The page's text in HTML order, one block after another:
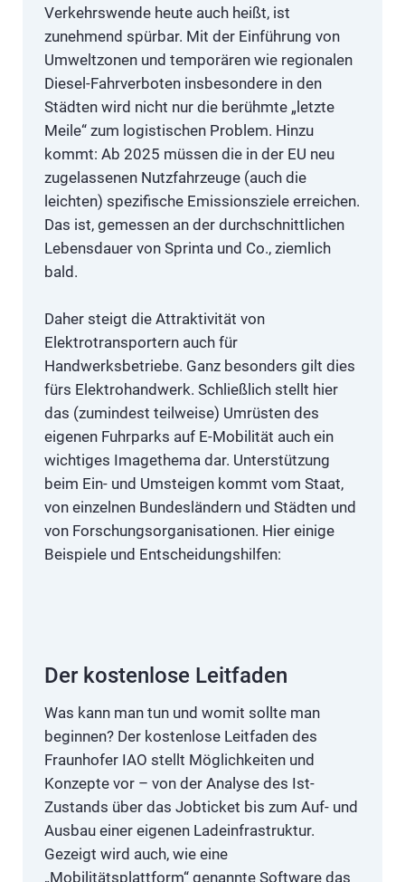
Verkehrswende heute auch heißt, ist
zunehmend spürbar. Mit der Einführung von
Umweltzonen und temporären wie regionalen
Diesel-Fahrverboten insbesondere in den
Städten wird nicht nur die berühmte „letzte
Meile“ zum logistischen Problem. Hinzu
kommt: Ab 2025 müssen die in der EU neu
zugelassenen Nutzfahrzeuge (auch die
leichten) spezifische Emissionsziele erreichen.
Das ist, gemessen an der durchschnittlichen
Lebensdauer von Sprinta und Co., ziemlich
bald.
Daher steigt die Attraktivität von
Elektrotransportern auch für
Handwerksbetriebe. Ganz besonders gilt dies
fürs Elektrohandwerk. Schließlich stellt hier
das (zumindest teilweise) Umrüsten des
eigenen Fuhrparks auf E-Mobilität auch ein
wichtiges Imagethema dar. Unterstützung
beim Ein- und Umsteigen kommt vom Staat,
von einzelnen Bundesländern und Städten und
von Forschungsorganisationen. Hier einige
Beispiele und Entscheidungshilfen:
Der kostenlose Leitfaden
Was kann man tun und womit sollte man
beginnen? Der kostenlose Leitfaden des
Fraunhofer IAO stellt Möglichkeiten und
Konzepte vor – von der Analyse des Ist-
Zustands über das Jobticket bis zum Auf- und
Ausbau einer eigenen Ladeinfrastruktur.
Gezeigt wird auch, wie eine
„Mobilitätsplattform“ genannte Software das